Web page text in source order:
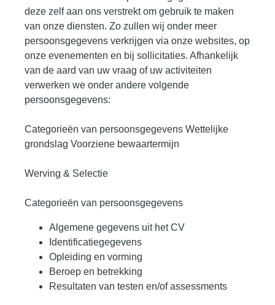
deze zelf aan ons verstrekt om gebruik te maken
van onze diensten. Zo zullen wij onder meer
persoonsgegevens verkrijgen via onze websites, op
onze evenementen en bij sollicitaties. Afhankelijk
van de aard van uw vraag of uw activiteiten
verwerken we onder andere volgende
persoonsgegevens:
Categorieën van persoonsgegevens Wettelijke
grondslag Voorziene bewaartermijn
Werving & Selectie
Categorieën van persoonsgegevens
Algemene gegevens uit het CV
Identificatiegegevens
Opleiding en vorming
Beroep en betrekking
Resultaten van testen en/of assessments